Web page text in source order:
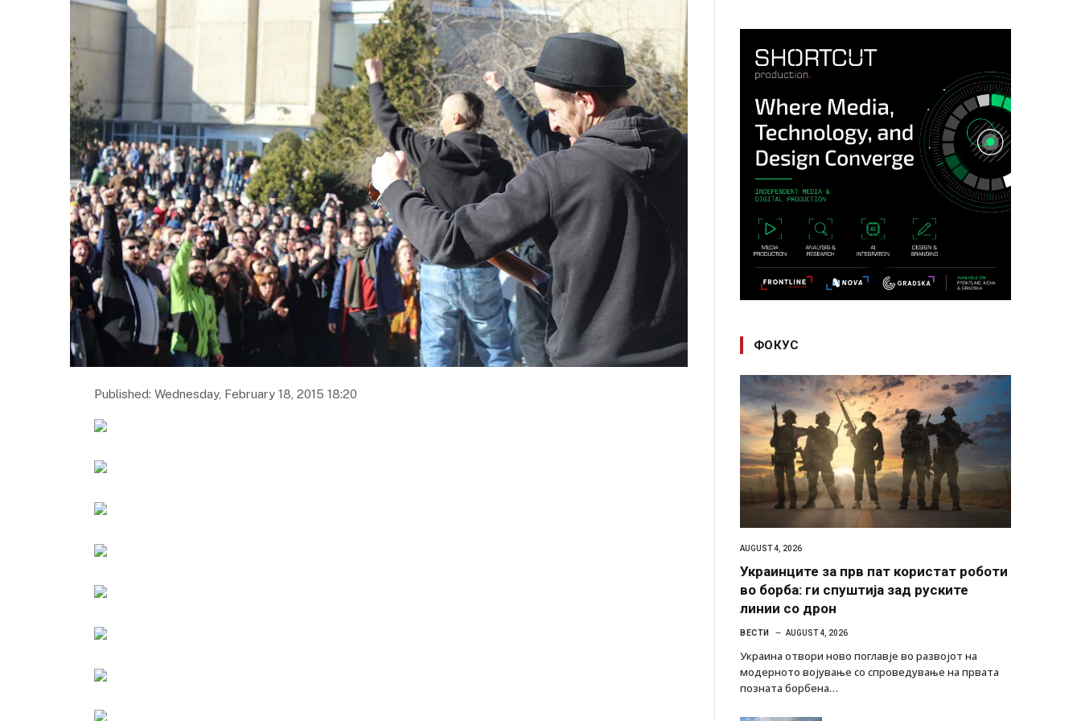
Published: Wednesday, February 18, 2015 18:20
ФОКУС
AUGUST 4, 2026
Украинците за прв пат користат роботи
во борба: ги спуштија зад руските
линии со дрон
ВЕСТИ AUGUST 4, 2026
Украина отвори ново поглавје во развојот на
модерното војување со спроведување на првата
позната борбена…